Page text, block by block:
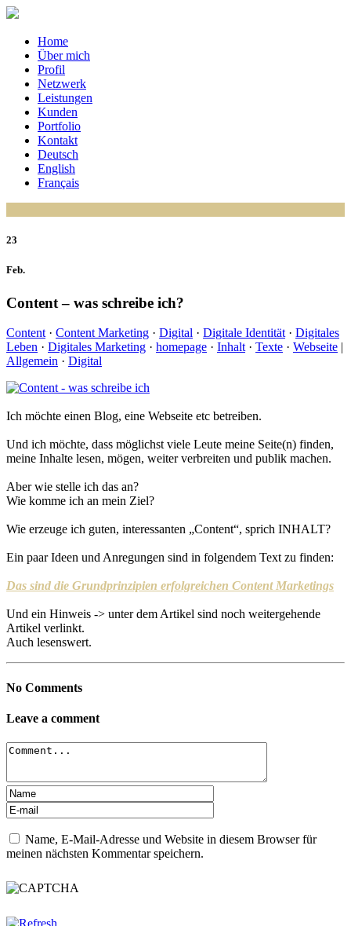
Home
Über mich
Profil
Netzwerk
Leistungen
Kunden
Portfolio
Kontakt
Deutsch
English
Français
23
Feb.
Content – was schreibe ich?
Content · Content Marketing · Digital · Digitale Identität · Digitales
Leben · Digitales Marketing · homepage · Inhalt · Texte · Webseite |
Allgemein · Digital
Ich möchte einen Blog, eine Webseite etc betreiben.
Und ich möchte, dass möglichst viele Leute meine Seite(n) finden,
meine Inhalte lesen, mögen, weiter verbreiten und publik machen.
Aber wie stelle ich das an?
Wie komme ich an mein Ziel?
Wie erzeuge ich guten, interessanten „Content“, sprich INHALT?
Ein paar Ideen und Anregungen sind in folgendem Text zu finden:
Das sind die Grundprinzipien erfolgreichen Content Marketings
Und ein Hinweis -> unter dem Artikel sind noch weitergehende
Artikel verlinkt.
Auch lesenswert.
No Comments
Leave a comment
Name, E-Mail-Adresse und Website in diesem Browser für
meinen nächsten Kommentar speichern.